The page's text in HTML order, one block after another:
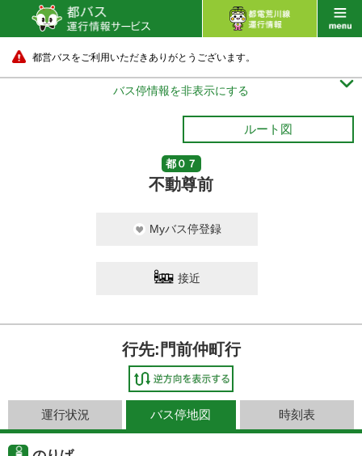
都営バスをご利用いただきありがとうございます。
バス停情報を非表示にする 
ルート図
都０７
不動尊前
Myバス停登録
接近
行先:門前仲町行
運行状況 バス停地図 時刻表